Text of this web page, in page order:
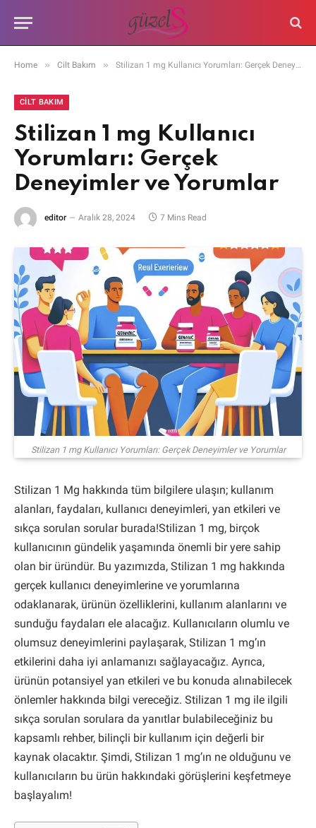
Home » Cilt Bakım » Stilizan 1 mg Kullanıcı Yorumları: Gerçek Deneyimler ve Yorumlar
CILT BAKIM
Stilizan 1 mg Kullanıcı
Yorumları: Gerçek
Deneyimler ve Yorumlar
editor Aralık 28, 2024 7 Mins Read
Stilizan 1 mg Kullanıcı Yorumları: Gerçek Deneyimler ve Yorumlar
Stilizan 1 Mg hakkında tüm bilgilere ulaşın; kullanım
alanları, faydaları, kullanıcı deneyimleri, yan etkileri ve
sıkça sorulan sorular burada!Stilizan 1 mg, birçok
kullanıcının gündelik yaşamında önemli bir yere sahip
olan bir üründür. Bu yazımızda, Stilizan 1 mg hakkında
gerçek kullanıcı deneyimlerine ve yorumlarına
odaklanarak, ürünün özelliklerini, kullanım alanlarını ve
sunduğu faydaları ele alacağız. Kullanıcıların olumlu ve
olumsuz deneyimlerini paylaşarak, Stilizan 1 mg’ın
etkilerini daha iyi anlamanızı sağlayacağız. Ayrıca,
ürünün potansiyel yan etkileri ve bu konuda alınabilecek
önlemler hakkında bilgi vereceğiz. Stilizan 1 mg ile ilgili
sıkça sorulan sorulara da yanıtlar bulabileceğiniz bu
kapsamlı rehber, bilinçli bir kullanım için değerli bir
kaynak olacaktır. Şimdi, Stilizan 1 mg’ın ne olduğunu ve
kullanıcıların bu ürün hakkındaki görüşlerini keşfetmeye
başlayalım!